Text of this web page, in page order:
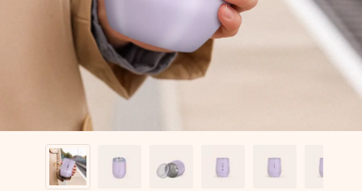
Erstelle etwas Einzigartiges in wenigen Schritten – mit
ihrem Namen, deinem Foto oder einer Nachricht von
Herzen. Kein Stress, nur pure Liebe für den perfekten
Moment.